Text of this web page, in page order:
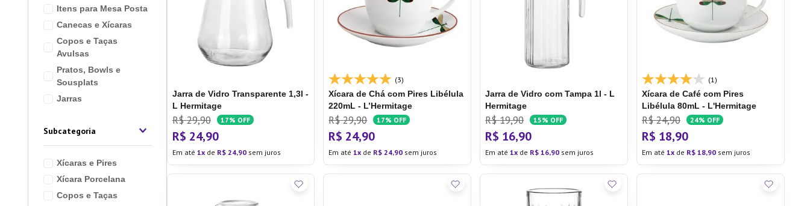
Itens para Mesa Posta
Canecas e Xícaras
Copos e Taças
Avulsas
Pratos, Bowls e
Sousplats
Jarras
Subcategoria
Xícaras e Pires
Xícara Porcelana
Copos e Taças
Jarra de Vidro Transparente 1,3l -
L Hermitage
R$ 29,90 17% OFF
R$ 24,90
Em até 1 de R$ 24,90sem juros
(3)
Xícara de Chá com Pires Libélula
220mL - L’Hermitage
R$ 29,90 17% OFF
R$ 24,90
Em até1 de R$ 24,90 sem juros
Jarra de Vidro com Tampa 1l - L
Hermitage
R$ 19,90 15% OFF
R$ 16,90
Em até1 de R$ 16,90 sem juros
(1)
Xícara de Café com Pires
Libélula 80mL - L'Hermitage
R$ 24,90 24% OFF
R$ 18,90
Em até 1 de R$ 18,90sem juros
Lixeira